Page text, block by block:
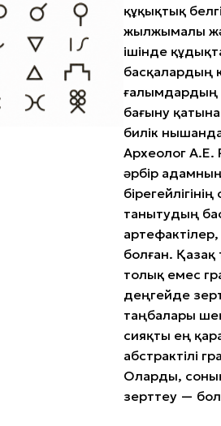
құқықтық
жылжымалы
ішінде
басқалардың
ғалымдардың
бағыну
билік
Археолог
әрбір адамның
танытудың
артефактілер,
болған. Қазақ
толық емес
деңгейде
таңбалары
сияқты ең
абстрактілі
Оларды,
зерттеу —